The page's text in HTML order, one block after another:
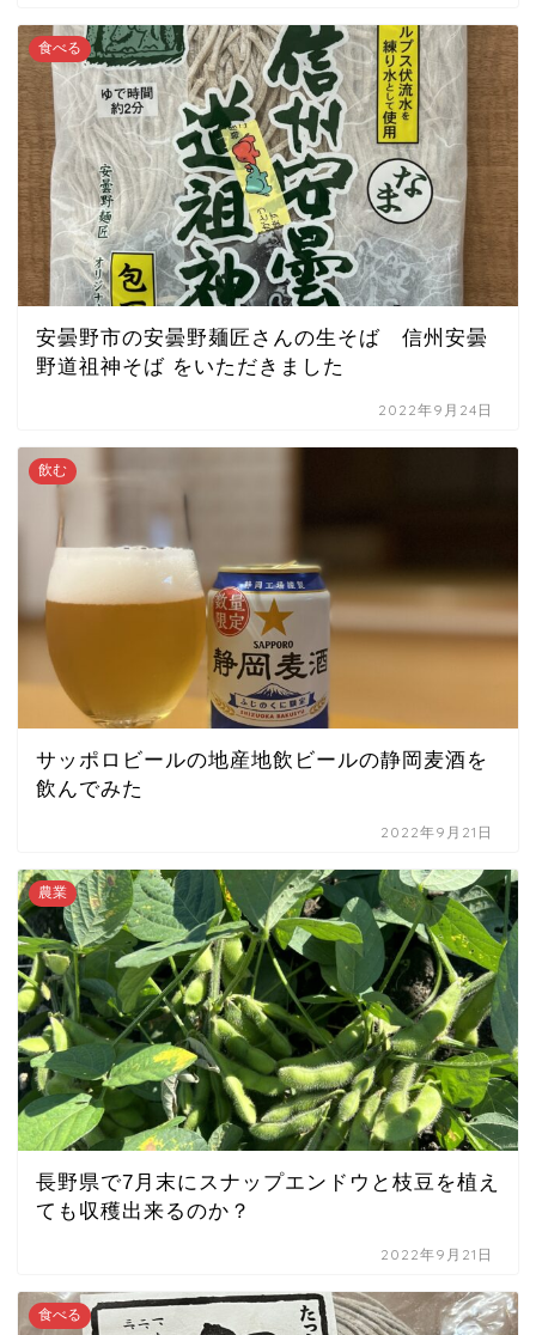
食べる
安曇野市の安曇野麺匠さんの生そば 信州安曇
野道祖神そば をいただきました
2022年9月24日
飲む
サッポロビールの地産地飲ビールの静岡麦酒を
飲んでみた
2022年9月21日
農業
長野県で7月末にスナップエンドウと枝豆を植え
ても収穫出来るのか？
2022年9月21日
食べる